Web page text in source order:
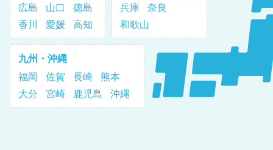
広島
山口
徳島
香川
愛媛 高知
兵庫 奈良
和歌山
九州・沖縄
福岡
佐賀 長崎
熊本
大分
宮崎 鹿児島 沖縄